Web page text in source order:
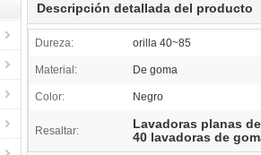
Descripción detallada del producto
Dureza: orilla 40~85
Material: De goma
Color: Negro
Resaltar: Lavadoras planas
40 lavadoras de